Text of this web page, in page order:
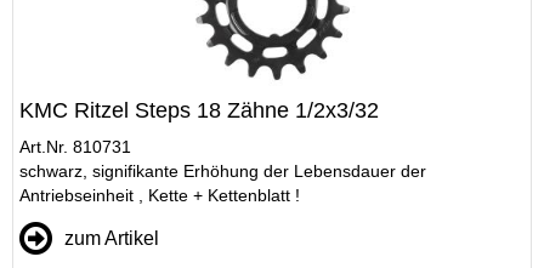
KMC Ritzel Steps 18 Zähne 1/2x3/32
Art.Nr. 810731
schwarz, signifikante Erhöhung der Lebensdauer der
Antriebseinheit , Kette + Kettenblatt !
zum Artikel